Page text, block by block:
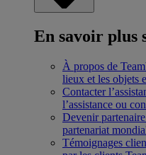
En savoir plus
À propos de
lieux et les objets
Contacter
l’assistance ou
Devenir partenaire
partenariat
Témoignages